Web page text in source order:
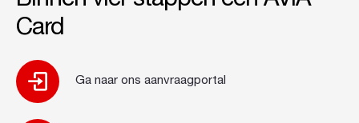
Card
Ga naar ons aanvraagportal